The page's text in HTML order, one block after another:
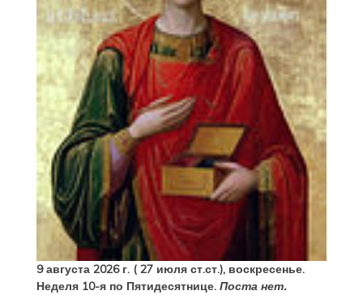
9 августа 2026 г. ( 27 июля ст.ст.), воскресенье.
Неделя 10-я по Пятидесятнице. Поста нет.